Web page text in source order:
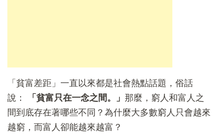
「貧富差距」一直以來都是社會熱點話題，俗話
說：
「貧富只在一念之間。」 那麼，窮人和富人之
間到底存在著哪些不同？為什麼大多數窮人只會越來
越窮，而富人卻能越來越富？